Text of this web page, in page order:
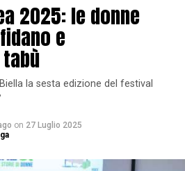
2025: le donne
e
la sesta edizione del festival
on 27 Luglio 2025